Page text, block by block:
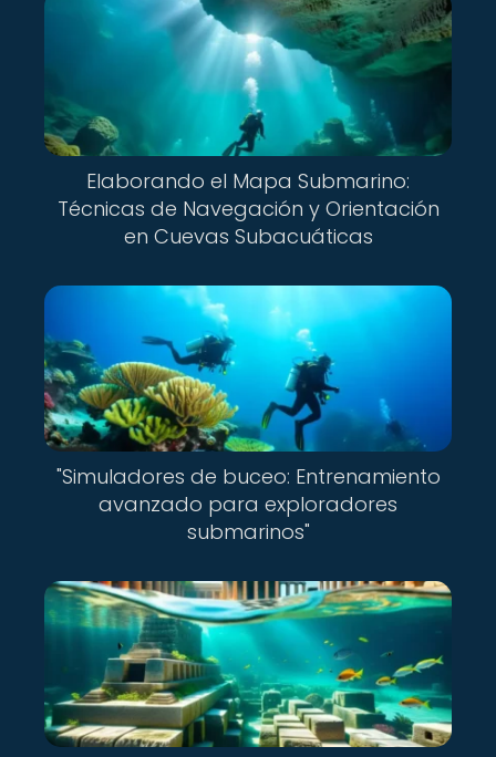
Elaborando el Mapa Submarino:
Técnicas de Navegación y Orientación
en Cuevas Subacuáticas
"Simuladores de buceo: Entrenamiento
avanzado para exploradores
submarinos"